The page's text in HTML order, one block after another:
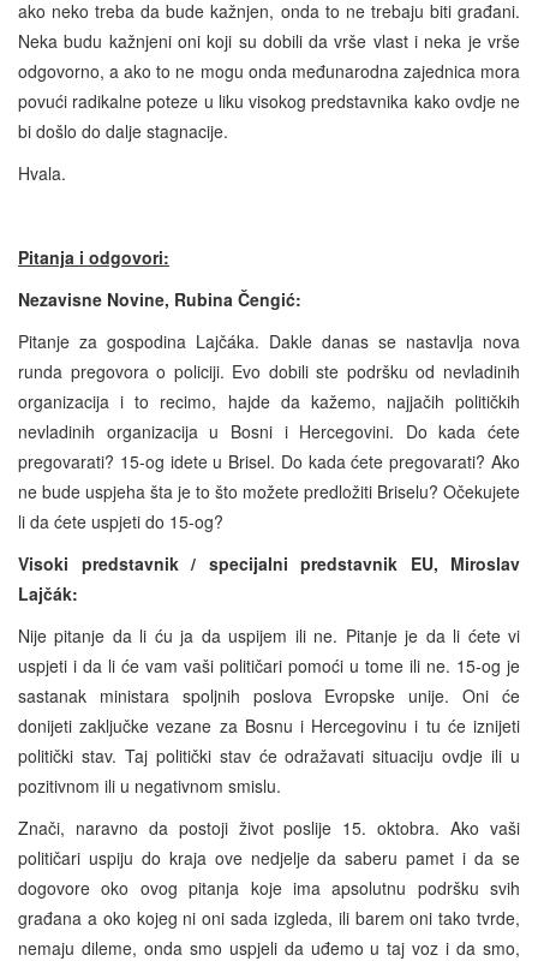
ako neko treba da bude kažnjen, onda to ne trebaju biti građani.
Neka budu kažnjeni oni koji su dobili da vrše vlast i neka je vrše
odgovorno, a ako to ne mogu onda međunarodna zajednica mora
povući radikalne poteze u liku visokog predstavnika kako ovdje ne
bi došlo do dalje stagnacije.
Hvala.
Pitanja i odgovori:
Nezavisne Novine, Rubina Čengić:
Pitanje za gospodina Lajčáka. Dakle danas se nastavlja nova
runda pregovora o policiji. Evo dobili ste podršku od nevladinih
organizacija i to recimo, hajde da kažemo, najjačih političkih
nevladinih organizacija u Bosni i Hercegovini. Do kada ćete
pregovarati? 15-og idete u Brisel. Do kada ćete pregovarati? Ako
ne bude uspjeha šta je to što možete predložiti Briselu? Očekujete
li da ćete uspjeti do 15-og?
Visoki predstavnik / specijalni predstavnik EU, Miroslav
Lajčák:
Nije pitanje da li ću ja da uspijem ili ne. Pitanje je da li ćete vi
uspjeti i da li će vam vaši političari pomoći u tome ili ne. 15-og je
sastanak ministara spoljnih poslova Evropske unije. Oni će
donijeti zaključke vezane za Bosnu i Hercegovinu i tu će iznijeti
politički stav. Taj politički stav će odražavati situaciju ovdje ili u
pozitivnom ili u negativnom smislu.
Znači, naravno da postoji život poslije 15. oktobra. Ako vaši
političari uspiju do kraja ove nedjelje da saberu pamet i da se
dogovore oko ovog pitanja koje ima apsolutnu podršku svih
građana a oko kojeg ni oni sada izgleda, ili barem oni tako tvrde,
nemaju dileme, onda smo uspjeli da uđemo u taj voz i da smo,